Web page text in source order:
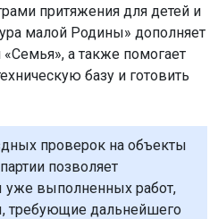
притяжения для детей и
малой Родины» дополняет
а также помогает
базу и готовить
проверок на объекты
позволяет
уже выполненных работ,
требующие дальнейшего